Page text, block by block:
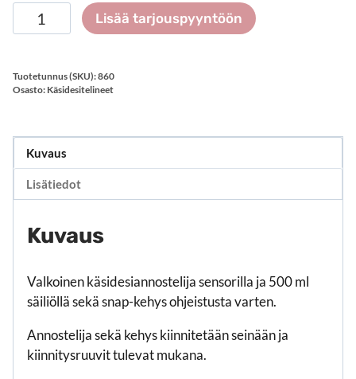
Käsidesiautomaatti
seinälle
Lisää tarjouspyyntöön
Tuotetunnus (SKU):860
Osasto: Käsidesitelineet
Kuvaus
Lisätiedot
Kuvaus
Valkoinen käsidesiannostelija sensorilla ja 500 ml
säiliöllä sekä snap-kehys ohjeistusta varten.
Annostelija sekä kehys kiinnitetään seinään ja
kiinnitysruuvit tulevat mukana.